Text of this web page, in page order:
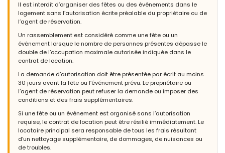
Il est interdit d’organiser des fêtes ou des événements dans le
logement sans l’autorisation écrite préalable du propriétaire ou de
l’agent de réservation.
Un rassemblement est considéré comme une fête ou un
événement lorsque le nombre de personnes présentes dépasse le
double de l’occupation maximale autorisée indiquée dans le
contrat de location.
La demande d’autorisation doit être présentée par écrit au moins
30 jours avant la fête ou l’événement prévu. Le propriétaire ou
l’agent de réservation peut refuser la demande ou imposer des
conditions et des frais supplémentaires.
Si une fête ou un événement est organisé sans l’autorisation
requise, le contrat de location peut être résilié immédiatement. Le
locataire principal sera responsable de tous les frais résultant
d’un nettoyage supplémentaire, de dommages, de nuisances ou
de troubles.